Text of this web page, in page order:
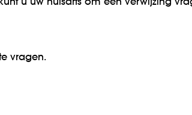
u uw huisarts om een verwijzing
vragen.